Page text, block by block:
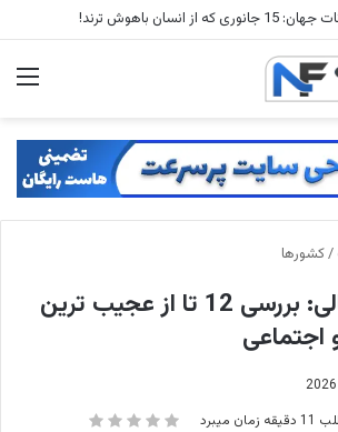
/کشورها
رسوم کره شمالی: بررسی 12 تا از عجیب ترین
اجتماعی